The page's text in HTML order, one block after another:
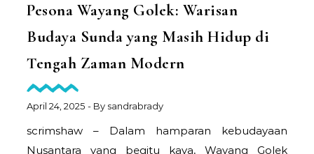
Pesona Wayang Golek: Warisan
Budaya Sunda yang Masih Hidup di
Tengah Zaman Modern
April 24, 2025 - By sandrabrady
scrimshaw – Dalam hamparan kebudayaan
Nusantara yang begitu kaya, Wayang Golek